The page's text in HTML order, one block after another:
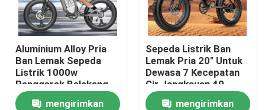
Rumah
Aluminium Alloy Pria
Ban Lemak Sepeda
Listrik 1000w
Penggerak Belakang
Transmisi
mengirimkan
Sepeda Listrik Ban
Lemak Pria 20" Untuk
Dewasa 7 Kecepatan
Gir Jangkauan 40-
100Km
mengirimkan